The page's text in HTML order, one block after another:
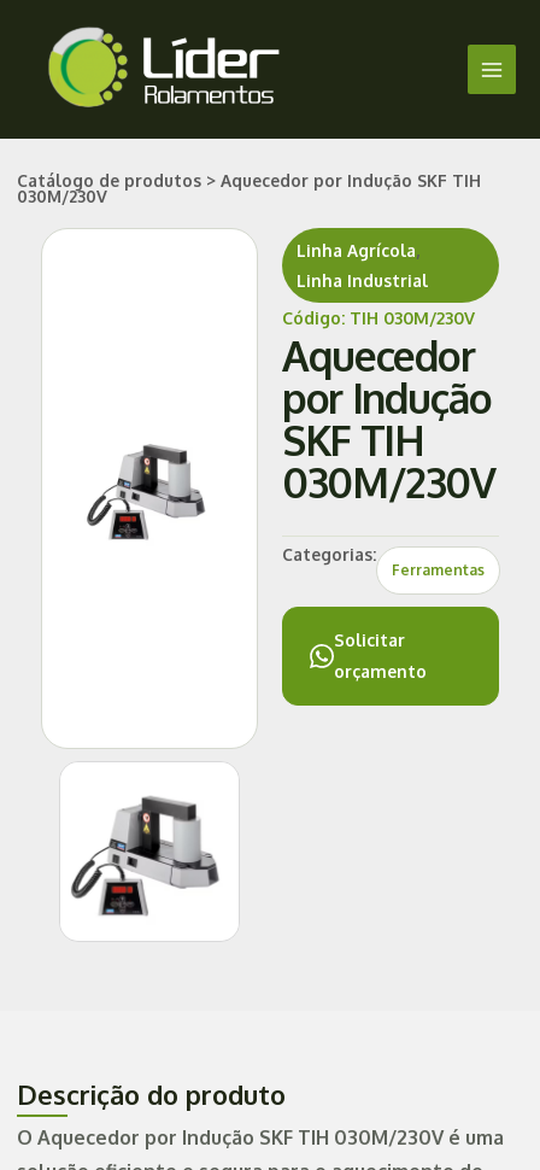
conteúdo
Catálogo de produtos > Aquecedor por Indução SKF TIH
030M/230V
Linha Agrícola,
Linha Industrial
Código: TIH 030M/230V
Aquecedor
por Indução
SKF TIH
030M/230V
Categorias:
Ferramentas
Solicitar
orçamento
Descrição do produto
O Aquecedor por Indução SKF TIH 030M/230V é uma